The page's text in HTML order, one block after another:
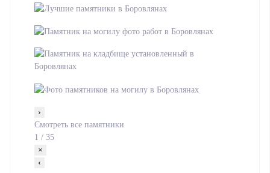
›
Смотреть все памятники
1 / 35
×
‹